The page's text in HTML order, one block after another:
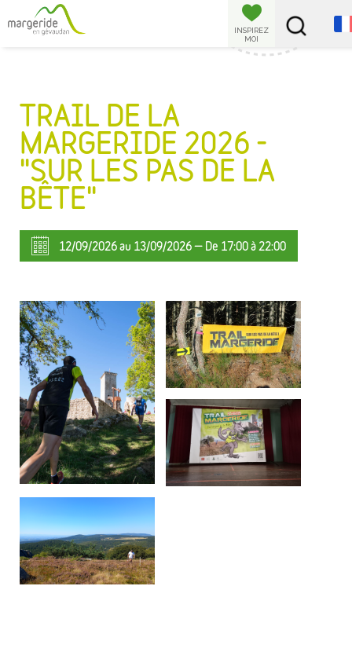
INSPIREZ
MOI
TRAIL DE LA
MARGERIDE 2026 -
"SUR LES PAS DE LA
BÊTE"
12/09/2026 au 13/09/2026 — De 17:00 à 22:00
Panneau de gestion des cookies